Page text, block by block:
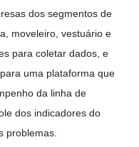
dos segmentos de
moveleiro, vestuário e
para coletar dados, e
uma plataforma que
da linha de
dos indicadores do
problemas.